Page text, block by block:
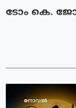
ടോം കെ.